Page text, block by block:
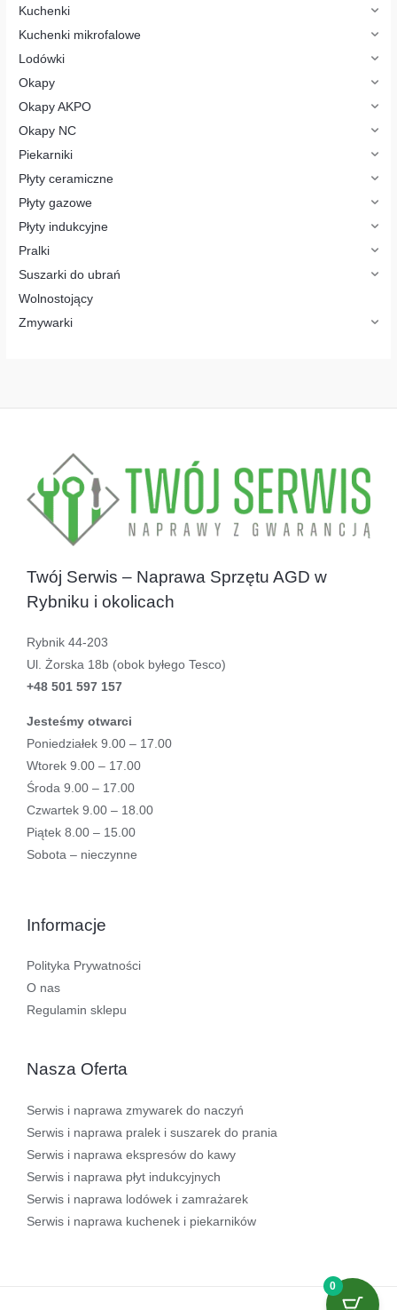
u
k
t
ó
w
Kuchenki
Kuchenki mikrofalowe
Lodówki
Okapy
Okapy AKPO
Okapy NC
Piekarniki
Płyty ceramiczne
Płyty gazowe
Płyty indukcyjne
Pralki
Suszarki do ubrań
Wolnostojący
Zmywarki
Twój Serwis – Naprawa Sprzętu AGD w
Rybniku i okolicach
Rybnik 44-203
Ul. Żorska 18b (obok byłego Tesco)
+48 501 597 157
Jesteśmy otwarci
Poniedziałek 9.00 – 17.00
Wtorek 9.00 – 17.00
Środa 9.00 – 17.00
Czwartek 9.00 – 18.00
Piątek 8.00 – 15.00
Sobota – nieczynne
Informacje
Polityka Prywatności
O nas
Regulamin sklepu
Nasza Oferta
Serwis i naprawa zmywarek do naczyń
Serwis i naprawa pralek i suszarek do prania
Serwis i naprawa ekspresów do kawy
Serwis i naprawa płyt indukcyjnych
Serwis i naprawa lodówek i zamrażarek
Serwis i naprawa kuchenek i piekarników
0